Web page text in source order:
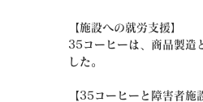
【施設への就労支援】
35コーヒーは、商品製造
した。
【35コーヒーと障害者施